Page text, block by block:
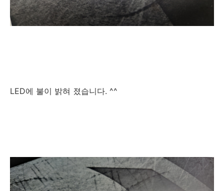
LED에 불이 밝혀 졌습니다. ^^